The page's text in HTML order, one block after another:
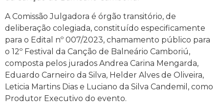
A Comissão Julgadora é órgão transitório, de
deliberação colegiada, constituído especificamente
para o Edital nº 007/2023, chamamento público para
o 12º Festival da Canção de Balneário Camboriú,
composta pelos jurados Andrea Carina Mengarda,
Eduardo Carneiro da Silva, Helder Alves de Oliveira,
Leticia Martins Dias e Luciano da Silva Candemil, como
Produtor Executivo do evento.